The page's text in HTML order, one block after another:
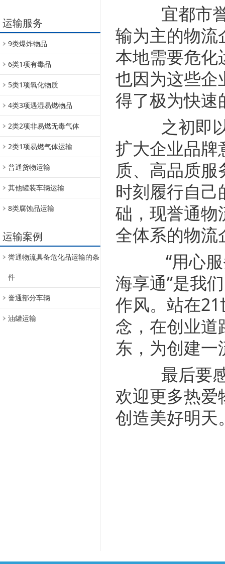
运输服务
9类爆炸物品
6类1项有毒品
5类1项氧化物质
4类3项遇湿易燃物品
2类2项非易燃无毒气体
2类1项易燃气体运输
普通货物运输
其他罐装车辆运输
8类腐蚀品运输
运输案例
誉通物流具备危化品运输的条
件
誉通部分车辆
油罐运输
宜都市誉
输为主的物流
本地需要危化
也因为这些企
得了极为快速
之初即以
扩大企业品牌
质、高品质
时刻履行自
础，现誉通物
全体系的物
“用心服
海享通”是我
作风。站在
念，在创业道
东，为创建
最后要感
欢迎更多热
创造美好明天